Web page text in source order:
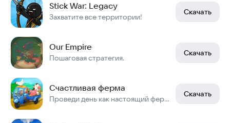
Stick War: Legacy
Захватите все территории!
Скачать
Our Empire
Пошаговая стратегия.
Скачать
Счастливая ферма
Проведи день как настоящий фермер!
Скачать